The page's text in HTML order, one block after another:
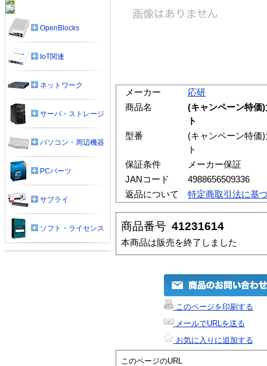
メーカー
応研
商品名
(キャンペーン特価
ト
型番
(キャンペーン特価
ト
保証条件
メーカー保証
JANコード
4988656509336
返品について
特定商取引法に基
商品番号 41231614
本商品は販売を終了しました
このページを印刷する
メールでURLを送る
お気に入りに追加する
このページのURL
OpenBlocks
IoT関連
ネットワーク
サーバ・ストレージ
パソコン・周辺機器
PCパーツ
サプライ
ソフト・ライセンス